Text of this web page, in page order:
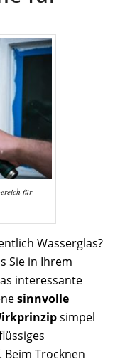
für
Wasserglas?
Sie in Ihrem
interessante
sinnvolle
simpel
Beim Trocknen